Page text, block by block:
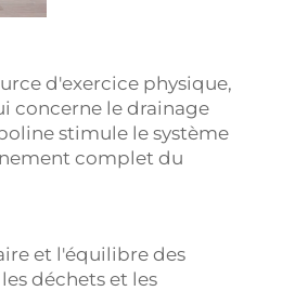
d'exercice physique,
concerne le drainage
stimule le système
complet du
et l'équilibre des
déchets et les